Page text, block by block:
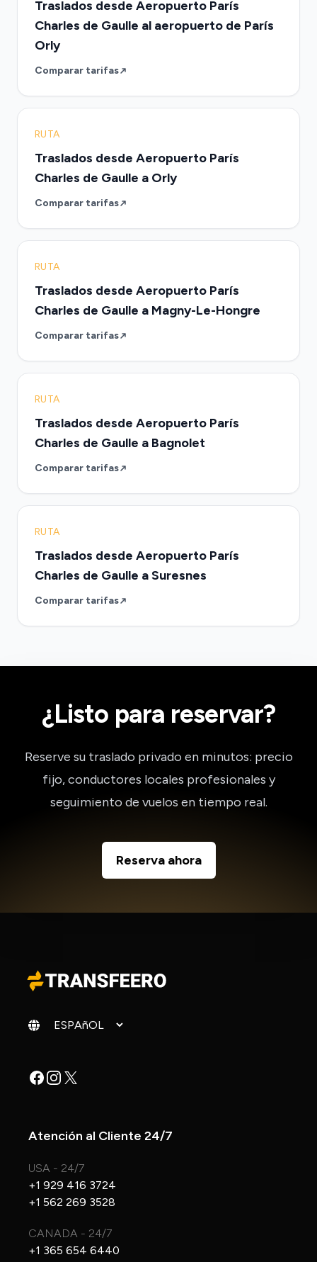
Traslados desde Aeropuerto París
Charles de Gaulle al aeropuerto de París
Orly
Comparar tarifas
RUTA
Traslados desde Aeropuerto París
Charles de Gaulle a Orly
Comparar tarifas
RUTA
Traslados desde Aeropuerto París
Charles de Gaulle a Magny-Le-Hongre
Comparar tarifas
RUTA
Traslados desde Aeropuerto París
Charles de Gaulle a Bagnolet
Comparar tarifas
RUTA
Traslados desde Aeropuerto París
Charles de Gaulle a Suresnes
Comparar tarifas
¿Listo para reservar?
Reserve su traslado privado en minutos: precio
fijo, conductores locales profesionales y
seguimiento de vuelos en tiempo real.
Reserva ahora
Cambiar idioma
Facebook
Instagram
X
Atención al Cliente 24/7
USA - 24/7
+1 929 416 3724
+1 562 269 3528
CANADA - 24/7
+1 365 654 6440